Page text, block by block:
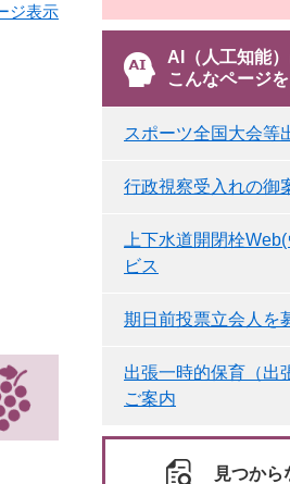
ジ表示
AI（人工知能
こんなページ
スポーツ全国大会等
行政視察受入れの御
上下水道開閉栓
ビス
期日前投票立会人を
出張一時的保育（出
ご案内
見つから